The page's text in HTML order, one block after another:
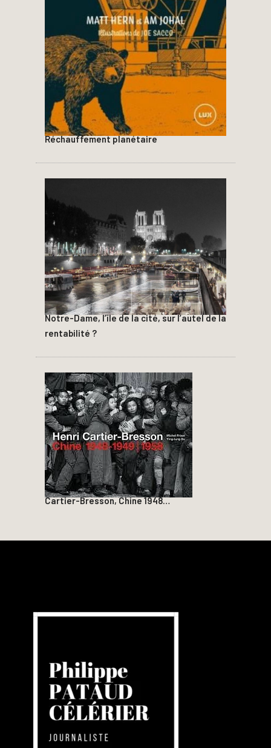
Réchauffement planétaire
Notre-Dame, l’île de la cité, sur l’autel de la
rentabilité ?
Cartier-Bresson, Chine 1948…